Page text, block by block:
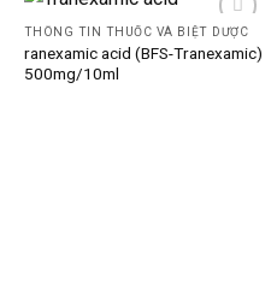
THÔNG TIN THUỐC VÀ BIỆT DƯỢC
ranexamic acid (BFS-Tranexamic)
500mg/10ml